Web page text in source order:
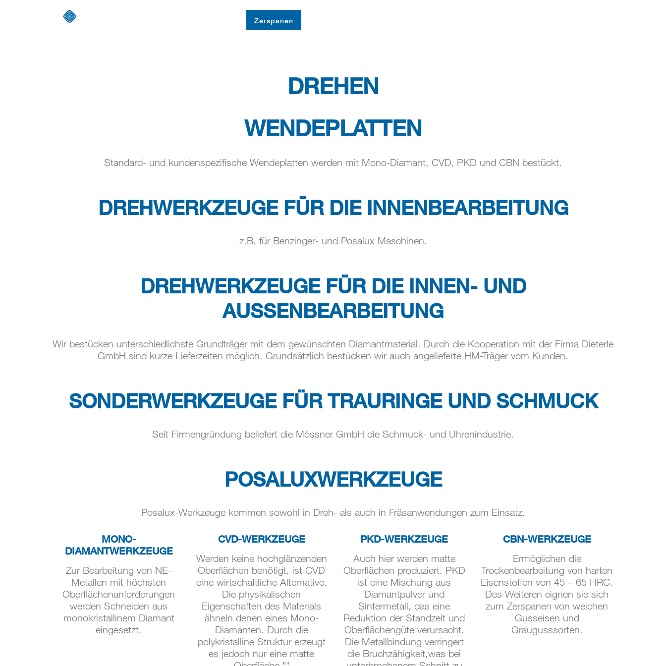
Zerspanen
DREHEN
WENDEPLATTEN
Standard- und kundenspezifische Wendeplatten werden mit Mono-Diamant, CVD, PKD und CBN bestückt.
DREHWERKZEUGE FÜR DIE INNENBEARBEITUNG
z.B. für Benzinger- und Posalux Maschinen.
DREHWERKZEUGE FÜR DIE INNEN- UND
AUSSENBEARBEITUNG
Wir bestücken unterschiedlichste Grundträger mit dem gewünschten Diamantmaterial. Durch die Kooperation mit der Firma Dieterle
GmbH sind kurze Lieferzeiten möglich. Grundsätzlich bestücken wir auch angelieferte HM-Träger vom Kunden.
SONDERWERKZEUGE FÜR TRAURINGE UND SCHMUCK
Seit Firmengründung beliefert die Mössner GmbH die Schmuck- und Uhrenindustrie.
POSALUXWERKZEUGE
Posalux-Werkzeuge kommen sowohl in Dreh- als auch in Fräsanwendungen zum Einsatz.
MONO-
DIAMANTWERKZEUGE
Zur Bearbeitung von NE-
Metallen mit höchsten
Oberflächenanforderungen
werden Schneiden aus
monokristallinem Diamant
eingesetzt.
CVD-WERKZEUGE
Werden keine hochglänzenden
Oberflächen benötigt, ist CVD
eine wirtschaftliche Alternative.
Die physikalischen
Eigenschaften des Materials
ähneln denen eines Mono-
Diamanten. Durch die
polykristalline Struktur erzeugt
es jedoch nur eine matte
PKD-WERKZEUGE
Auch hier werden matte
Oberflächen produziert. PKD
ist eine Mischung aus
Diamantpulver und
Sintermetall, das eine
Reduktion der Standzeit und
Oberflächengüte verursacht.
Die Metallbindung verringert
die Bruchzähigkeit,was bei
CBN-WERKZEUGE
Ermöglichen die
Trockenbearbeitung von harten
Eisenstoffen von 45 – 65 HRC.
Des Weiteren eignen sie sich
zum Zerspanen von weichen
Gusseisen und
Graugusssorten.